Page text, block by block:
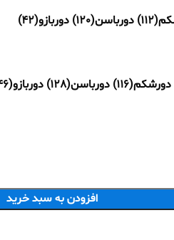
افزودن به سبد خرید